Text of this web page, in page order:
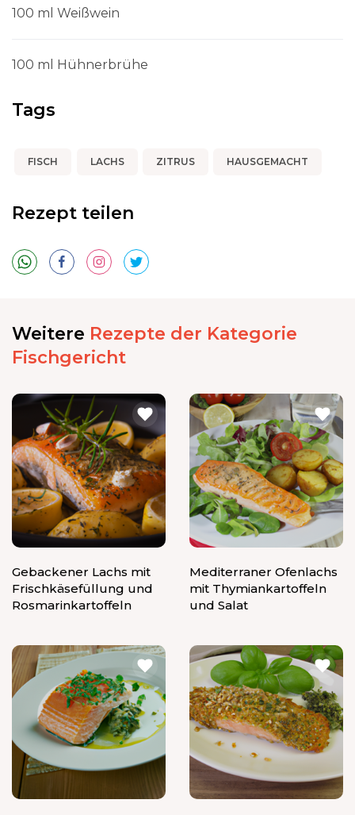
100 ml Weißwein
100 ml Hühnerbrühe
Tags
FISCH LACHS ZITRUS HAUSGEMACHT
Rezept teilen
Weitere Rezepte der Kategorie
Fischgericht
Gebackener Lachs mit
Frischkäsefüllung und
Rosmarinkartoffeln
Mediterraner Ofenlachs
mit Thymiankartoffeln
und Salat